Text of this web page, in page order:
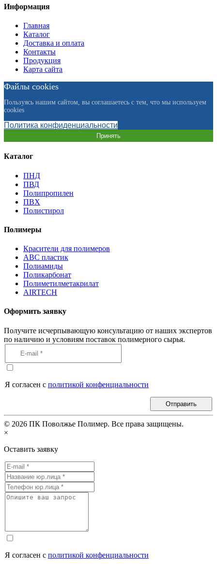
Информация
Главная
Каталог
Доставка и оплата
Контакты
Продукция
Карта сайта
Файлы cookies
Пользуясь нашим сайтом, вы соглашаетесь с тем, что мы используем
cookies
Политика конфиденциальности
Принять
Каталог
ПНД
ПВД
Полипропилен
ПВХ
Полистирол
Полимеры
Красители для полимеров
АВС пластик
Полиамиды
Поликарбонат
Полиметилметакрилат
AIRTECH
Оформить заявку
Получите исчерпывающую консультацию от наших экспертов
по наличию и условиям поставок полимерного сырья.
Я согласен с политикой конфенциальности
Отправить
© 2026 ПК Поволжье Полимер. Все права защищены.
×
Оставить заявку
Я согласен с политикой конфенциальности